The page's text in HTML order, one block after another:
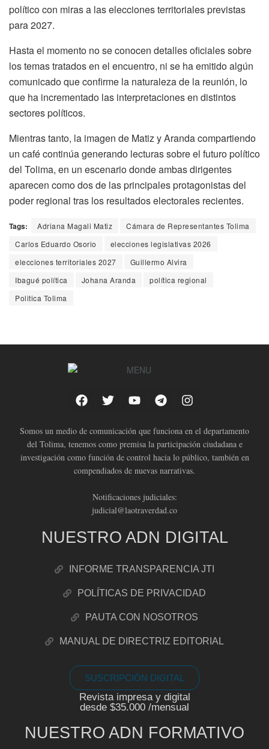
político con miras a las elecciones territoriales previstas
para 2027.
Hasta el momento no se conocen detalles oficiales sobre
los temas tratados en el encuentro, ni se ha emitido algún
comunicado que confirme la naturaleza de la reunión, lo
que ha incrementado las interpretaciones en distintos
sectores políticos.
Mientras tanto, la imagen de Matiz y Aranda compartiendo
un café continúa generando lecturas sobre el futuro político
del Tolima, en un escenario donde ambas dirigentes
aparecen como dos de las principales protagonistas del
poder regional tras los resultados electorales recientes.
Tags: Adriana Magali Matiz
Cámara de Representantes Tolima
Carlos Eduardo Osorio
elecciones legislativas 2026
elecciones territoriales 2027
Guillermo Alvira
Ibagué política
Johana Aranda
política regional
Politica Tolima
Somos un medio de comunicación que funciona en el departamento
del Tolima, tenemos como premisa la participación ciudadana e
investigación como función de control hacia lo público, también en
compendiados de nuevas narrativas.
Notificaciones judiciales:
judicial@laotraverdad.co
NUESTRO ADN DIGITAL
INFORME TRANSPARENCIA JTI
POLÍTICAS DE PRIVACIDAD
PAUTA CON NOSOTROS
MANUAL DE DIRECTRIZ EDITORIAL
SUSCRIPCIÓN DIGITAL
Revista impresa y digital
desde $35.000 /mensual
NUESTRO ADN FORMATIVO